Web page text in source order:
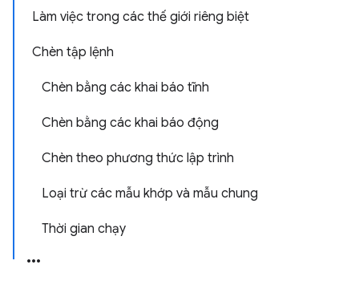
Làm việc trong các thế giới riêng biệt
Chèn tập lệnh
Chèn bằng các khai báo tĩnh
Chèn bằng các khai báo động
Chèn theo phương thức lập trình
Loại trừ các mẫu khớp và mẫu chung
Thời gian chạy